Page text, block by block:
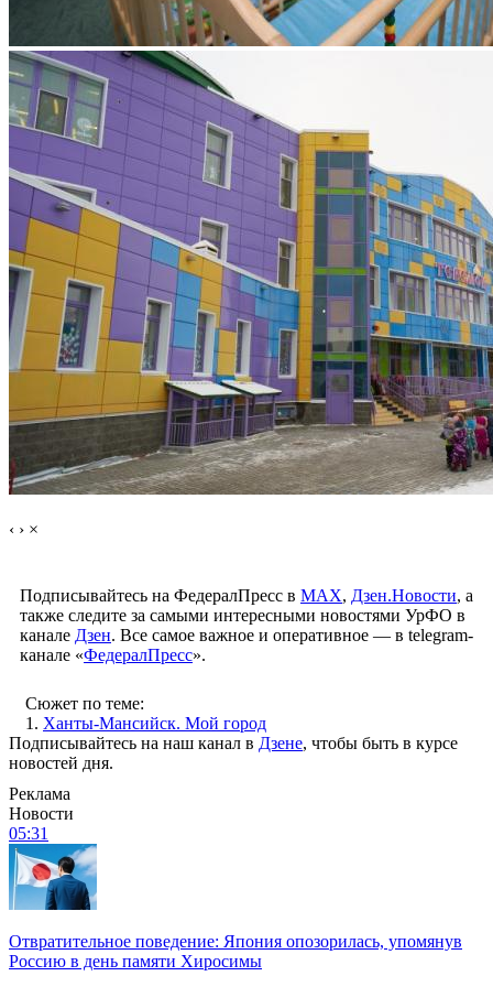
‹ › ×
Подписывайтесь на ФедералПресс в МАХ, Дзен.Новости, а
также следите за самыми интересными новостями УрФО в
канале Дзен. Все самое важное и оперативное — в telegram-
канале «ФедералПресс».
Сюжет по теме:
1. Ханты-Мансийск. Мой город
Подписывайтесь на наш канал в Дзене, чтобы быть в курсе
новостей дня.
Реклама
Новости
05:31
Отвратительное поведение: Япония опозорилась, упомянув
Россию в день памяти Хиросимы